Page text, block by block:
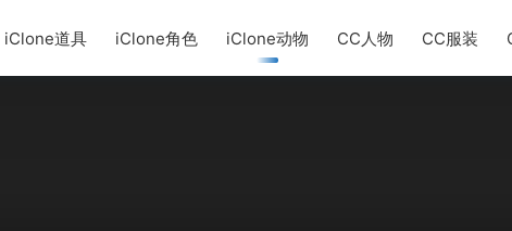
iClone道具 iClone角色 iClone动物 CC人物 CC服装